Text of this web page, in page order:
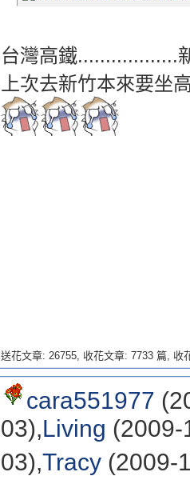
台灣高鐵..................
上次去新竹本來要坐
送花文章: 26755, 收花文章: 7733 篇, 收
cara551977
03),Living (2009-
03),Tracy(2009-